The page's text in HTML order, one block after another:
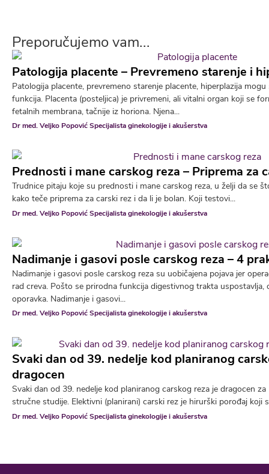
Preporučujemo vam...
Patologija placente – Prevremeno starenje i
Patologija placente, prevremeno starenje placente, hiperplazija
funkcija. Placenta (posteljica) je privremeni, ali vitalni organ koji se
fetalnih membrana, tačnije iz horiona. Njena...
Dr med. Veljko Popović Specijalista ginekologije i akušerstva
Prednosti i mane carskog reza – Priprema za
Trudnice pitaju koje su prednosti i mane carskog reza, u želji da se
kako teče priprema za carski rez i da li je bolan. Koji testovi...
Dr med. Veljko Popović Specijalista ginekologije i akušerstva
Nadimanje i gasovi posle carskog reza – 4
Nadimanje i gasovi posle carskog reza su uobičajena pojava jer
rad creva. Pošto se prirodna funkcija digestivnog trakta uspostavlja,
oporavka. Nadimanje i gasovi...
Dr med. Veljko Popović Specijalista ginekologije i akušerstva
Svaki dan od 39. nedelje kod planiranog
dragocen
Svaki dan od 39. nedelje kod planiranog carskog reza je dragocen
stručne studije. Elektivni (planirani) carski rez je hirurški porođaj koji
Dr med. Veljko Popović Specijalista ginekologije i akušerstva